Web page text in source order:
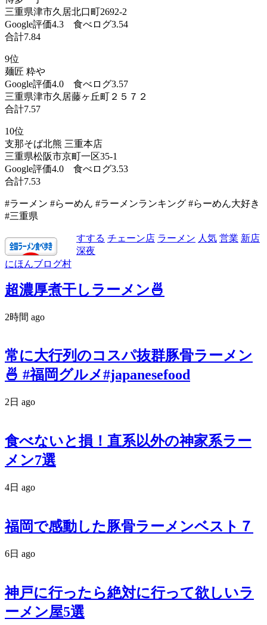
三重県津市久居北口町2692-2
Google評価4.3 食べログ3.54
合計7.84
9位
麺匠 粋や
Google評価4.0 食べログ3.57
三重県津市久居藤ヶ丘町２５７２
合計7.57
10位
支那そば北熊 三重本店
三重県松阪市京町一区35-1
Google評価4.0 食べログ3.53
合計7.53
#ラーメン #らーめん #ラーメンランキング #らーめん大好き
#三重県
にほんブログ村
すする チェーン店 ラーメン 人気 営業 新店
深夜
超濃厚煮干しラーメン🍜
2時間 ago
常に大行列のコスパ抜群豚骨ラーメン
🍜 #福岡グルメ#japanesefood
2日 ago
食べないと損！直系以外の神家系ラー
メン7選
4日 ago
福岡で感動した豚骨ラーメンベスト７
6日 ago
神戸に行ったら絶対に行って欲しいラ
ーメン屋5選